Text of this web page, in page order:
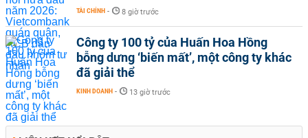
TÀI CHÍNH - 8 giờ trước
Công ty 100 tỷ của Huấn Hoa Hồng
bỗng dưng ‘biến mất’, một công ty khác
đã giải thể
KINH DOANH - 13 giờ trước